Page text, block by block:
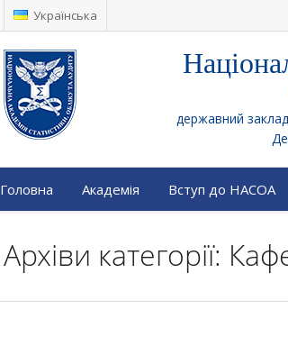
Українська
державний заклад
Головна Академія Вступ до НАСОА
Архіви категорії: